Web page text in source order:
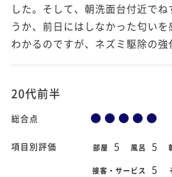
した。そして、朝洗面台付近で
うか、前日にはしなかった匂い
わかるのですが、ネズミ駆除の強
20代前半
総合点
項目別評価 部屋 5 風呂 5
接客・サービス 5